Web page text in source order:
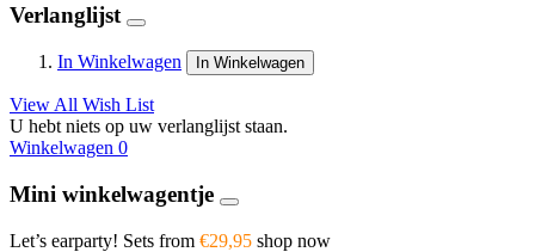
Verlanglijst
In Winkelwagen In Winkelwagen
View All Wish List
U hebt niets op uw verlanglijst staan.
Winkelwagen 0
Mini winkelwagentje
Let’s earparty! Sets from €29,95 shop now